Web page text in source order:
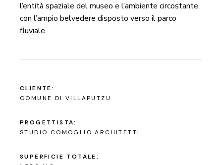
l’entità spaziale del museo e l’ambiente circostante,
con l’ampio belvedere disposto verso il parco
fluviale.
CLIENTE:
COMUNE DI VILLAPUTZU
PROGETTISTA:
STUDIO COMOGLIO ARCHITETTI
SUPERFICIE TOTALE: